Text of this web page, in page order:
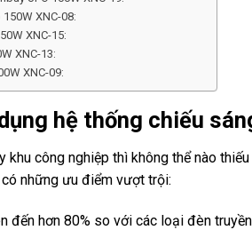
XNC-08:
XNC-15:
XNC-13:
XNC-09:
hệ thống chiếu
khu công nghiệp thì không thể nào thiếu
những ưu điểm vượt trội:
đến hơn 80% so với các loại đèn